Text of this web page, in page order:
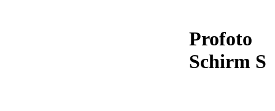
Profoto
Schirm S